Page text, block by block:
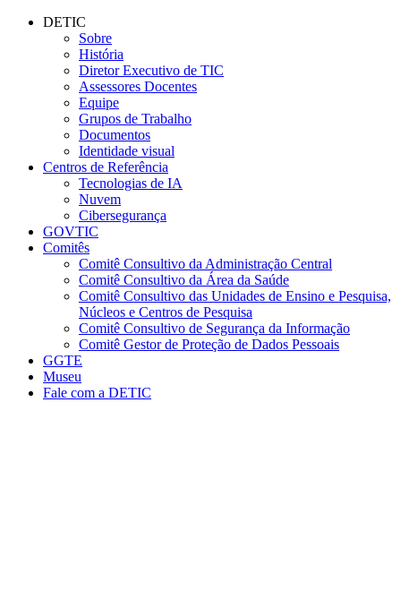
Conteúdo principal
DETIC
Sobre
História
Diretor Executivo de TIC
Assessores Docentes
Equipe
Grupos de Trabalho
Documentos
Identidade visual
Centros de Referência
Tecnologias de IA
Nuvem
Cibersegurança
GOVTIC
Comitês
Comitê Consultivo da Administração Central
Comitê Consultivo da Área da Saúde
Comitê Consultivo das Unidades de Ensino e Pesquisa,
Núcleos e Centros de Pesquisa
Comitê Consultivo de Segurança da Informação
Comitê Gestor de Proteção de Dados Pessoais
GGTE
Museu
Fale com a DETIC